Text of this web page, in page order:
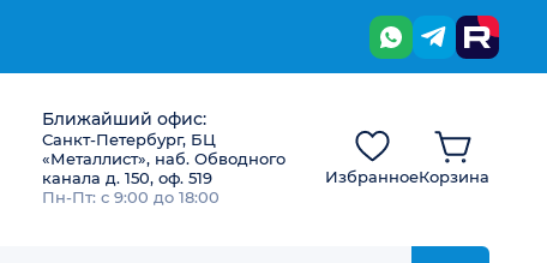
Ближайший офис:
Санкт-Петербург, БЦ
«Металлист», наб. Обводного
канала д. 150, оф. 519
Пн-Пт: с 9:00 до 18:00
ИзбранноеКорзина